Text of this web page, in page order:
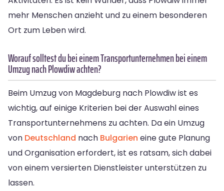
mehr Menschen anzieht und zu einem besonderen
Ort zum Leben wird.
Worauf solltest du bei einem Transportunternehmen bei einem
Umzug nach Plowdiw achten?
Beim Umzug von Magdeburg nach Plowdiw ist es
wichtig, auf einige Kriterien bei der Auswahl eines
Transportunternehmens zu achten. Da ein Umzug
von Deutschland nach Bulgarien eine gute Planung
und Organisation erfordert, ist es ratsam, sich dabei
von einem versierten Dienstleister unterstützen zu
lassen.